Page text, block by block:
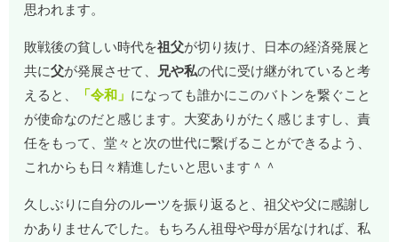
思われます。
敗戦後の貧しい時代を祖父が切り抜け、日本の経済発展と
共に父が発展させて、 兄や私の代に受け継がれていると考
えると、
「令和」 になっても誰かにこのバトンを繋ぐこと
が使命なのだと感じます。大変ありがたく感じますし、責
任をもって、堂々と次の世代に繋げることができるよう、
これからも日々精進したいと思います＾＾
久しぶりに自分のルーツを振り返ると、祖父や父に感謝し
かありませんでした。もちろん祖母や母が居なければ、私